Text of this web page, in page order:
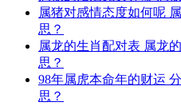
属猪对感情态度如何呢
思？
属龙的生肖配对表 属龙
思？
98年属虎本命年的财运
思？